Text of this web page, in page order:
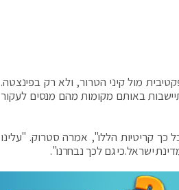
מול קיני הטרור, ולא רק בפינצטה.
באותם מקומות מהם מנסים לעקור
כך קריטיות הללו", אמרה סטרוק. "עלינו
ישראל.כי גם לכך נבחרנו".